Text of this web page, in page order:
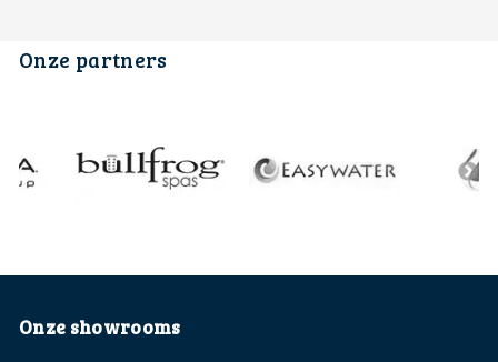
Onze partners
Onze showrooms